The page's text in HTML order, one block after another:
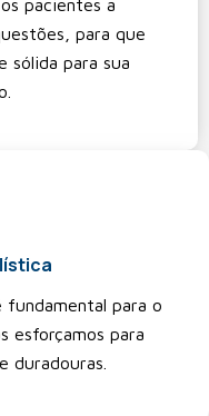
pacientes a
para que
sólida para sua
fundamental para o
esforçamos para
duradouras.